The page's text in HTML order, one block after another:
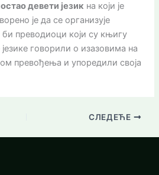
девети језик на који је
је да се организује
би преводиоци који су књигу
говорили о изазовима на
превођења и упоредили своја
СЛЕДЕЋЕ